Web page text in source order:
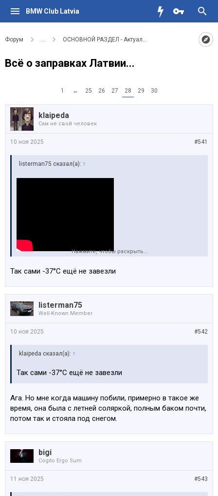
BMW Club Latvia
Форум ... ОСНОВНОЙ РАЗДЕЛ - Актуальное для водителей BMW
Всё о заправках Латвии...
1 ← 25 26 27 28 29 30
klaipeda
Сам не свой человек
#541
10 ноя 2025
listerman75 сказал(а): ↑
Нажмите, чтобы раскрыть...
Так сами -37°C ещё не завезли
listerman75
Well-Known Member
#542
10 ноя 2025
klaipeda сказал(а): ↑
Так сами -37°C ещё не завезли
Ага. Но мне когда машину побили, примерно в такое же
время, она была с летней соляркой, полным баком почти,
потом так и стояла под снегом.
bigi
Cogito Ergo Sum
#543
11 ноя 2025